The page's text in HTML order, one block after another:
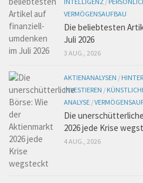
VERMÖGENSAUFBAU
Die beliebtesten
Juli 2026
3 AUG., 2026
AKTIENANALYSEN /
INVESTIEREN /
ANALYSE /
Die
2026 jede Krise
4 AUG., 2026